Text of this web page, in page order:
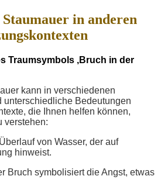
in anderen
Traumsymbols ‚Bruch in der
kann in verschiedenen
unterschiedliche Bedeutungen
die Ihnen helfen können,
verstehen:
von Wasser, der auf
hinweist.
Bruch symbolisiert die Angst, etwas